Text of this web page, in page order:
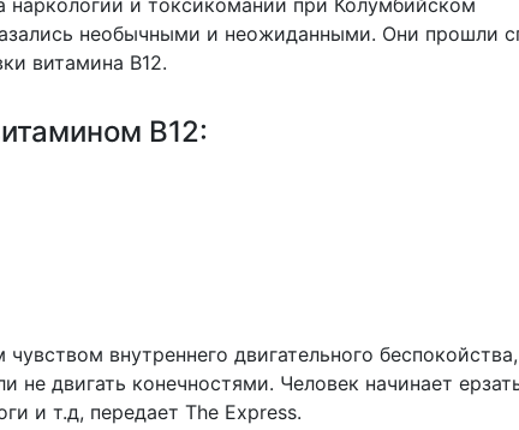
наркологии и токсикомании при Колумбийском
необычными и неожиданными. Они прошли
витамина B12.
B12:
внутреннего двигательного
не двигать конечностями. Человек начинает
и т.д, передает The Express.